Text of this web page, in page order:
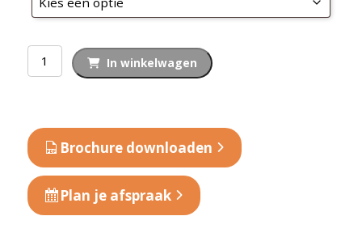
Binnensauna
massief
In winkelwagen
Brochure downloaden
Plan je afspraak